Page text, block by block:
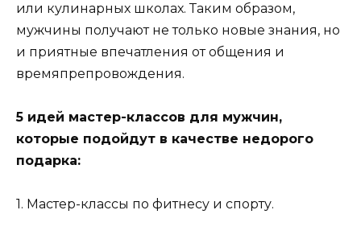
или кулинарных школах. Таким образом,
мужчины получают не только новые знания, но
и приятные впечатления от общения и
времяпрепровождения.
5 идей мастер-классов для мужчин,
которые подойдут в качестве недорого
подарка:
1. Мастер-классы по фитнесу и спорту.